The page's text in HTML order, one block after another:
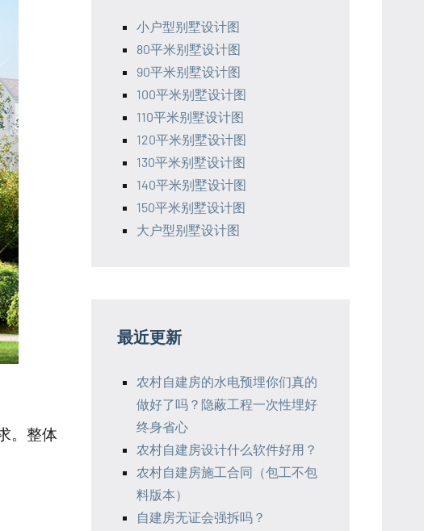
。整体
小户型别墅设计图
80平米别墅设计图
90平米别墅设计图
100平米别墅设计图
110平米别墅设计图
120平米别墅设计图
130平米别墅设计图
140平米别墅设计图
150平米别墅设计图
大户型别墅设计图
最近更新
农村自建房的水电预埋你们真的
做好了吗？隐蔽工程一次性埋好
终身省心
农村自建房设计什么软件好用？
农村自建房施工合同（包工不包
料版本）
自建房无证会强拆吗？